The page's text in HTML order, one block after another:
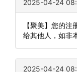
2025-04-24
【聚美】您的
给其他人，如非
2025-04-24